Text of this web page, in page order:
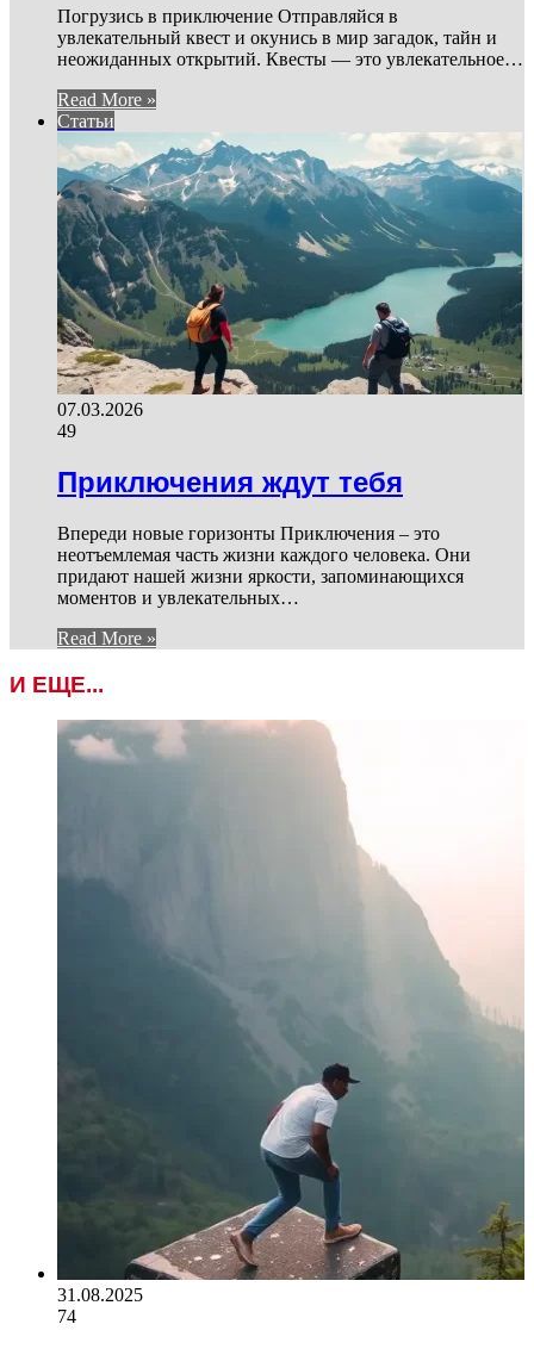
Погрузись в приключение Отправляйся в
увлекательный квест и окунись в мир загадок, тайн и
неожиданных открытий. Квесты — это увлекательное…
Read More »
Статьи
07.03.2026
49
Приключения ждут тебя
Впереди новые горизонты Приключения – это
неотъемлемая часть жизни каждого человека. Они
придают нашей жизни яркости, запоминающихся
моментов и увлекательных…
Read More »
И ЕЩЕ...
31.08.2025
74